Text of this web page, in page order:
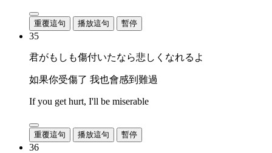
重覆這句 播放這句 暫停
35
君がもしも傷付いたなら悲しくなれるよ
如果你受傷了 我也會感到難過
If you get hurt, I'll be miserable
重覆這句 播放這句 暫停
36